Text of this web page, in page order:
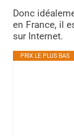
Donc
en France, il
sur Internet.
PRIX LE PLUS BAS